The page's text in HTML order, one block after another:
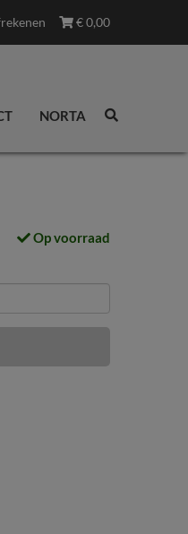
€0,00
NORTA
Op voorraad